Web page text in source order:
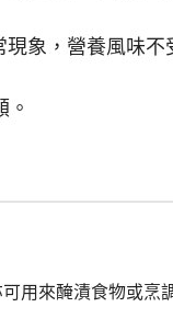
象，營養風味不
用來醃漬食物或